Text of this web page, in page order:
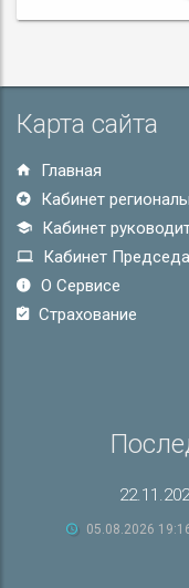
Карта сайта
Главная
Кабинет
Кабинет
Кабинет
О Сервисе
Страхование
05.08.2026